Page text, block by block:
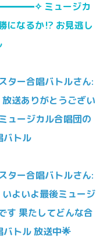
ミュージカ
になるか⁉️ お見逃し
ター合唱バトルさん:
送ありがとうござい
ュージカル合唱団の
バトル
ター合唱バトルさん:
よいよ最後ミュージ
す 果たしてどんな合
トル 放送中🌟